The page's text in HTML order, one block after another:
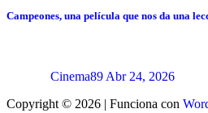
Campeones, una película que nos da una
Cinema89 Abr 24, 2026
Copyright © 2026 | Funciona con